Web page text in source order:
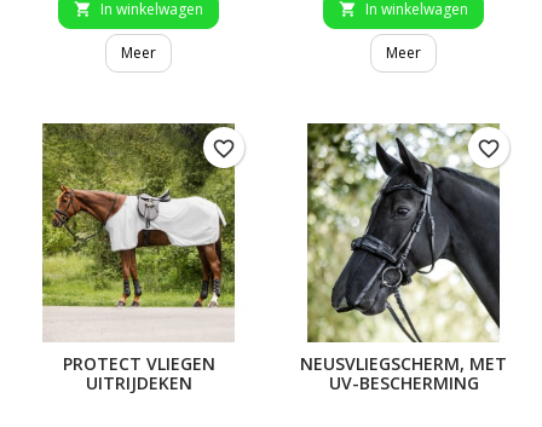
 In winkelwagen
Meer
 In winkelwagen
Meer
PROTECT VLIEGEN
UITRIJDEKEN
favorite_border
NEUSVLIEGSCHERM, MET
UV-BESCHERMING
favorite_border